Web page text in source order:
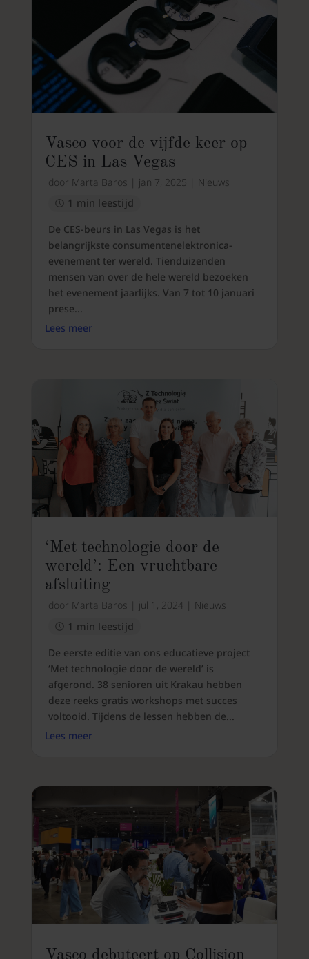
Vasco voor de vijfde keer op
CES in Las Vegas
door Marta Baros jan 7, 2025
Nieuws
1 min leestijd
De CES-beurs in Las Vegas is het
belangrijkste consumentenelektronica-
evenement ter wereld. Tienduizenden
mensen van over de hele wereld bezoeken
het evenement jaarlijks. Van 7 tot 10 januari
prese...
Lees meer
‘Met technologie door de
wereld’: Een vruchtbare
afsluiting
door Marta Baros jul 1, 2024
Nieuws
1 min leestijd
De eerste editie van ons educatieve project
‘Met technologie door de wereld’ is
afgerond. 38 senioren uit Krakau hebben
deze reeks gratis workshops met succes
voltooid. Tijdens de lessen hebben de...
Lees meer
Vasco debuteert op Collision